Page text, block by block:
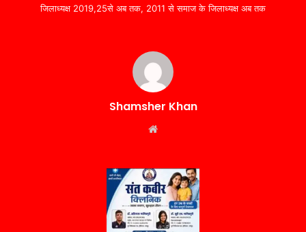
जिलाध्यक्ष 2019,25से अब तक, 2011 से समाज के जिलाध्यक्ष अब तक
Shamsher Khan